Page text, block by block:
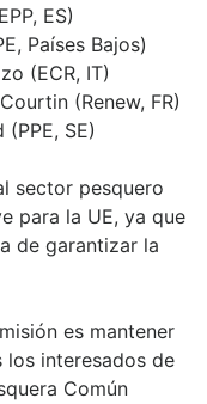
ES)
Países Bajos)
(ECR, IT)
(Renew, FR)
SE)
sector pesquero
para la UE, ya que
de garantizar la
es mantener
interesados de
Común